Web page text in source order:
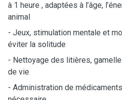
à 1 heure , adaptées à l’âge,
animal
- Jeux, stimulation mentale et
éviter la solitude
- Nettoyage des litières,
de vie
- Administration de